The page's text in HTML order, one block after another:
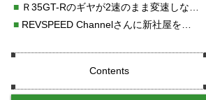
■Ｒ35GT-Rのギヤが2速のまま変速しない！！
■REVSPEED Channelさんに新社屋を紹介していただきました!!
Contents